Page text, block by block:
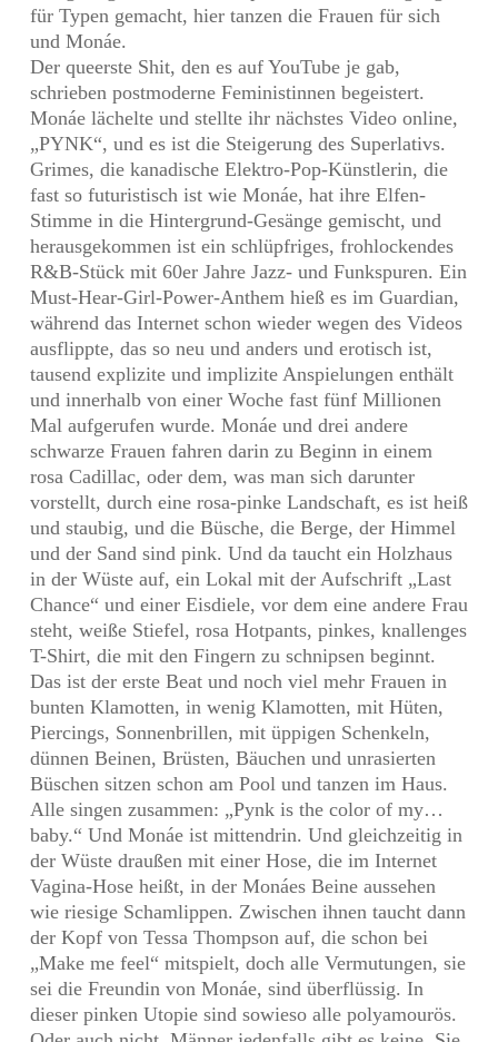
für Typen gemacht, hier tanzen die Frauen für sich
und Monáe.
Der queerste Shit, den es auf YouTube je gab,
schrieben postmoderne Feministinnen begeistert.
Monáe lächelte und stellte ihr nächstes Video online,
„PYNK“, und es ist die Steigerung des Superlativs.
Grimes, die kanadische Elektro-Pop-Künstlerin, die
fast so futuristisch ist wie Monáe, hat ihre Elfen-
Stimme in die Hintergrund-Gesänge gemischt, und
herausgekommen ist ein schlüpfriges, frohlockendes
R&B-Stück mit 60er Jahre Jazz- und Funkspuren. Ein
Must-Hear-Girl-Power-Anthem hieß es im Guardian,
während das Internet schon wieder wegen des Videos
ausflippte, das so neu und anders und erotisch ist,
tausend explizite und implizite Anspielungen enthält
und innerhalb von einer Woche fast fünf Millionen
Mal aufgerufen wurde. Monáe und drei andere
schwarze Frauen fahren darin zu Beginn in einem
rosa Cadillac, oder dem, was man sich darunter
vorstellt, durch eine rosa-pinke Landschaft, es ist heiß
und staubig, und die Büsche, die Berge, der Himmel
und der Sand sind pink. Und da taucht ein Holzhaus
in der Wüste auf, ein Lokal mit der Aufschrift „Last
Chance“ und einer Eisdiele, vor dem eine andere Frau
steht, weiße Stiefel, rosa Hotpants, pinkes, knallenges
T-Shirt, die mit den Fingern zu schnipsen beginnt.
Das ist der erste Beat und noch viel mehr Frauen in
bunten Klamotten, in wenig Klamotten, mit Hüten,
Piercings, Sonnenbrillen, mit üppigen Schenkeln,
dünnen Beinen, Brüsten, Bäuchen und unrasierten
Büschen sitzen schon am Pool und tanzen im Haus.
Alle singen zusammen: „Pynk is the color of my…
baby.“ Und Monáe ist mittendrin. Und gleichzeitig in
der Wüste draußen mit einer Hose, die im Internet
Vagina-Hose heißt, in der Monáes Beine aussehen
wie riesige Schamlippen. Zwischen ihnen taucht dann
der Kopf von Tessa Thompson auf, die schon bei
„Make me feel“ mitspielt, doch alle Vermutungen, sie
sei die Freundin von Monáe, sind überflüssig. In
dieser pinken Utopie sind sowieso alle polyamourös.